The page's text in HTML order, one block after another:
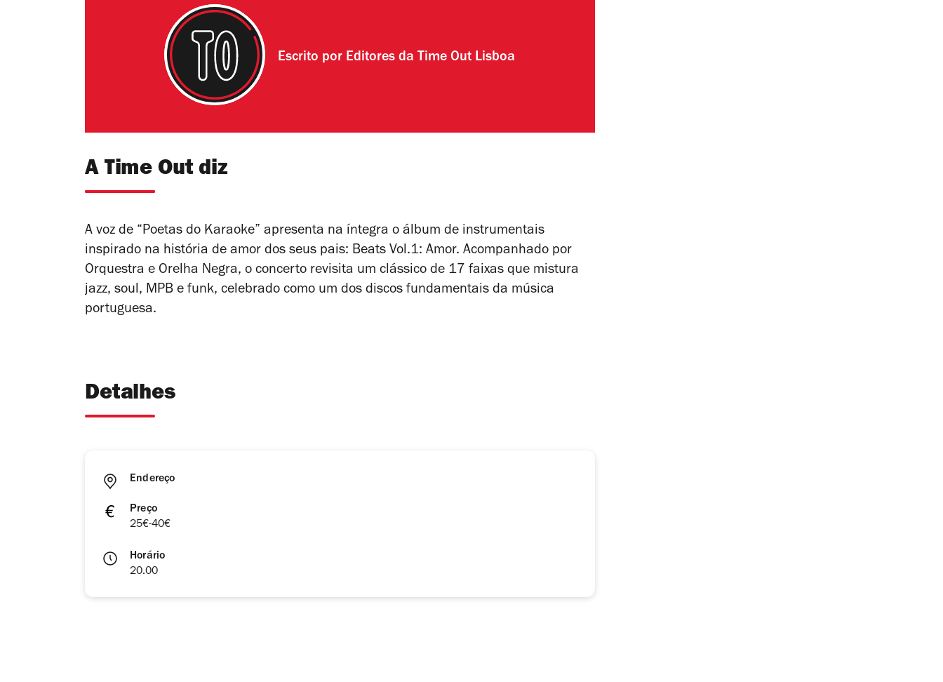
Escrito por Editores da Time Out Lisboa
A Time Out diz
A voz de “Poetas do Karaoke” apresenta na íntegra o álbum de instrumentais
inspirado na história de amor dos seus pais: Beats Vol.1: Amor. Acompanhado por
Orquestra e Orelha Negra, o concerto revisita um clássico de 17 faixas que mistura
jazz, soul, MPB e funk, celebrado como um dos discos fundamentais da música
portuguesa.
Detalhes
Endereço
Preço
25€-40€
Horário
20.00